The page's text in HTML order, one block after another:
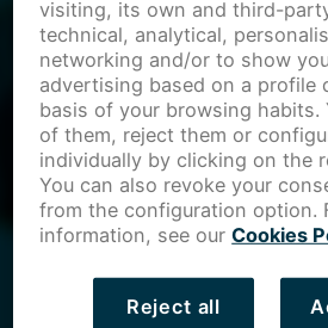
visiting, its own and third-
technical, analytical,
networking and/or to show
advertising based on a profile
basis of your browsing habits.
of them, reject them or
individually by clicking on the
You can also revoke your
from the configuration option.
information, see our Cookies
Reject all